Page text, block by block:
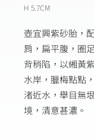
H 5.7CM
壺宜興紫砂胎，
肩，扁平腹，圈
背稍陷，以緗黃
水岸，臘梅點點
渚近水，舉目無
境，清意甚濃。